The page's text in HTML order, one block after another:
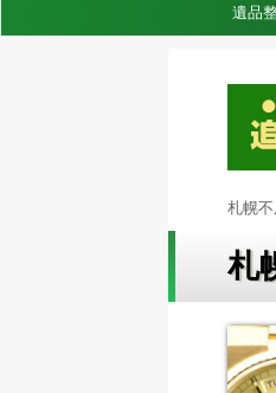
遺品
札幌
札